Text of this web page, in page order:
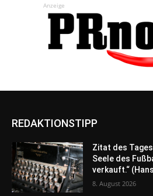
Anzeige
REDAKTIONSTIPP
Zitat des
Seele des
verkauft.“
8. August 2026